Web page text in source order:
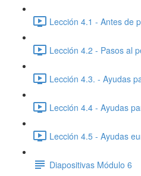
Lección 4.1 - Antes de
Lección 4.2 - Pasos al
Lección 4.3. - Ayudas
Lección 4.4 - Ayudas
Lección 4.5 - Ayudas
Diapositivas Módulo 6